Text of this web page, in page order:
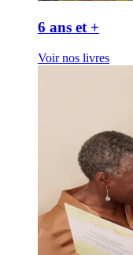
6 ans et +
Voir nos livres